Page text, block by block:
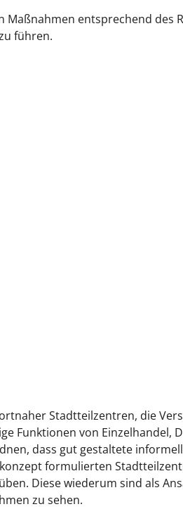
entsprechend des
führen.
Stadtteilzentren, die
Funktionen von Einzelhandel,
dass gut gestaltete
formulierten
Diese wiederum sind als
zu sehen.